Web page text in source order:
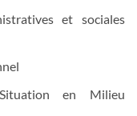
et sociales
en Milieu